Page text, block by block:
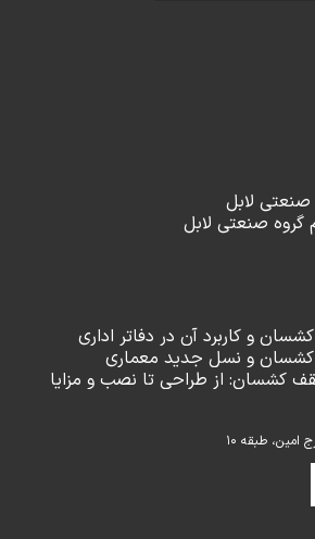
صنعتی لابل
گروه صنعتی لابل
و کاربرد آن در دفاتر اداری
و نسل جدید معماری
کشسان: از طراحی تا نصب و مزایا
امین، طبقه ۱۰